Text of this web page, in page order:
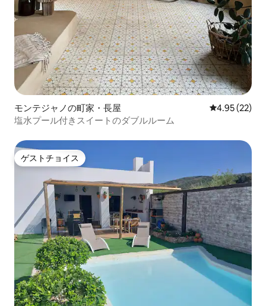
モンテジャノの町家・長屋 レビュー22
4.95 (22)
塩水プール付きスイートのダブルルーム
ゲストチョイス
ゲストチョイス